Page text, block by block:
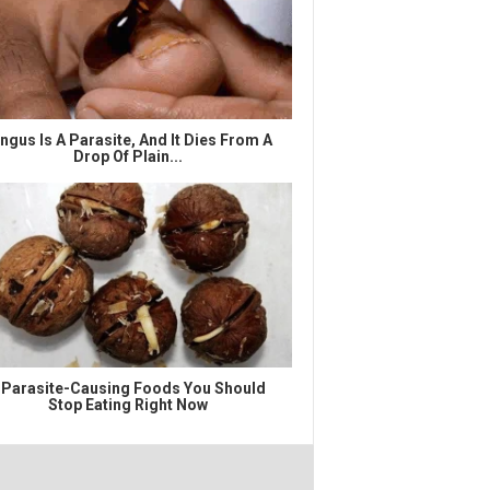
Is A Parasite, And It Dies From A
Drop Of Plain...
Causing Foods You Should
Stop Eating Right Now